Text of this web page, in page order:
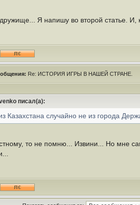
Я напишу во второй статье. И,
Re: ИСТОРИЯ ИГРЫ В НАШЕЙ СТРАНЕ.
писал(а):
Казахстана случайно не из города
то не помню... Извини... Но мне